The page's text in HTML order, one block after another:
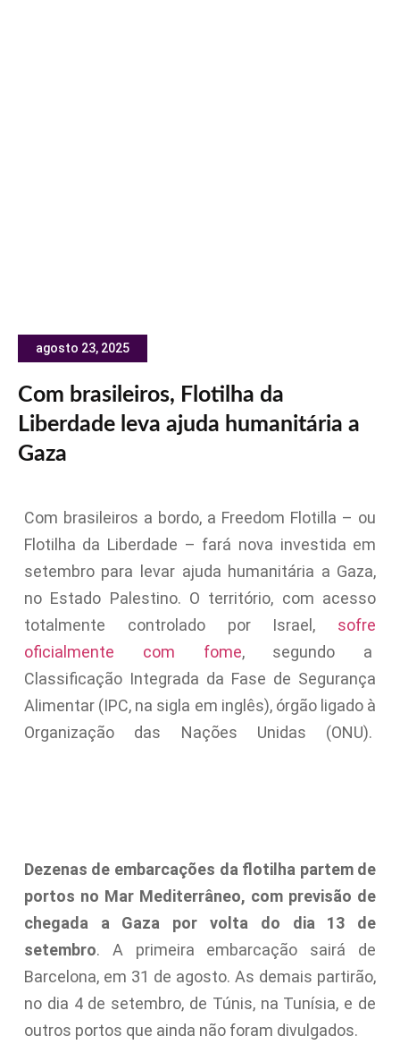
agosto 23, 2025
Com brasileiros, Flotilha da
Liberdade leva ajuda humanitária a
Gaza
Com brasileiros a bordo, a Freedom Flotilla – ou
Flotilha da Liberdade – fará nova investida em
setembro para levar ajuda humanitária a Gaza,
no Estado Palestino. O território, com acesso
totalmente controlado por Israel, sofre
oficialmente com fome, segundo a
Classificação Integrada da Fase de Segurança
Alimentar (IPC, na sigla em inglês), órgão ligado à
Organização das Nações Unidas (ONU).
Dezenas de embarcações da flotilha partem de
portos no Mar Mediterrâneo, com previsão de
chegada a Gaza por volta do dia 13 de
setembro. A primeira embarcação sairá de
Barcelona, em 31 de agosto. As demais partirão,
no dia 4 de setembro, de Túnis, na Tunísia, e de
outros portos que ainda não foram divulgados.